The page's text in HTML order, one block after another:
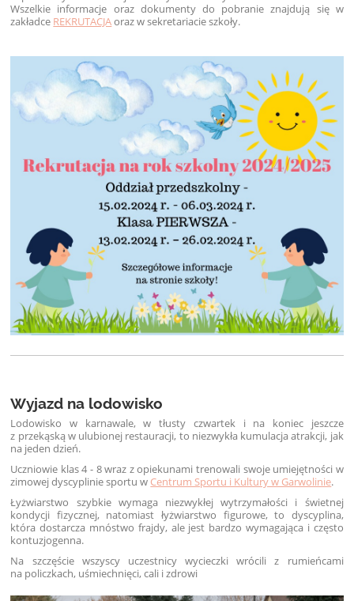
Wszelkie informacje oraz dokumenty do pobranie znajdują się w
zakładce REKRUTACJAoraz w sekretariacie szkoły.
Wyjazd na lodowisko
Lodowisko w karnawale, w tłusty czwartek i na koniec jeszcze
z przekąską w ulubionej restauracji, to niezwykła kumulacja atrakcji, jak
na jeden dzień.
Uczniowie klas 4 - 8 wraz z opiekunami trenowali swoje umiejętności w
zimowej dyscyplinie sportu w Centrum Sportu i Kultury w Garwolinie.
Łyżwiarstwo szybkie wymaga niezwykłej wytrzymałości i świetnej
kondycji fizycznej, natomiast łyżwiarstwo figurowe, to dyscyplina,
która dostarcza mnóstwo frajdy, ale jest bardzo wymagająca i często
kontuzjogenna.
Na szczęście wszyscy uczestnicy wycieczki wrócili z rumieńcami
na policzkach, uśmiechnięci, cali i zdrowi